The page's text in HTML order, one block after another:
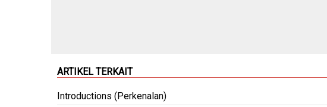
ARTIKEL TERKAIT
Introductions (Perkenalan)